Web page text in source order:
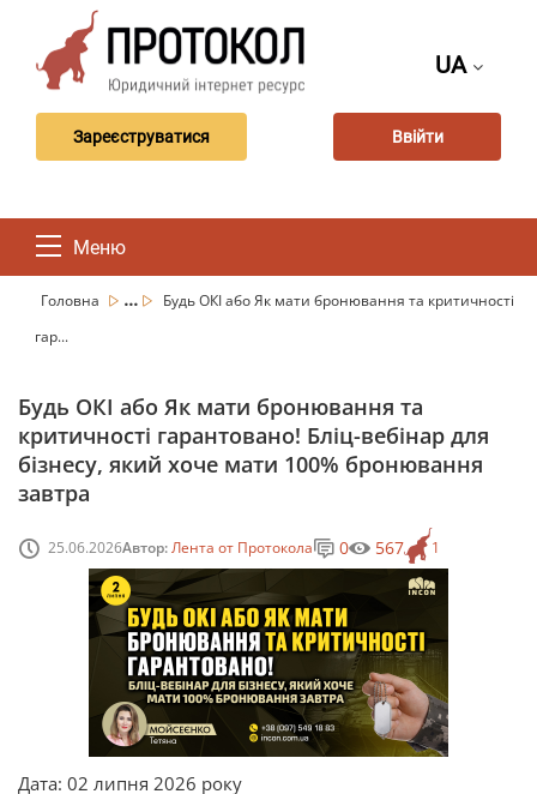
UA
Зареєструватися Ввійти
Меню
Головна ...
Будь ОКІ або Як мати бронювання та критичності
гар...
Будь ОКІ або Як мати бронювання та
критичності гарантовано! Бліц-вебінар для
бізнесу, який хоче мати 100% бронювання
завтра
25.06.2026Автор:Лента от Протокола 1
0 567
Дата: 02 липня 2026 року